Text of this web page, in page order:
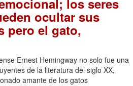
los seres
ocultar sus
pero el gato,
Ernest Hemingway no solo fue una
de la literatura del siglo XX,
amante de los gatos